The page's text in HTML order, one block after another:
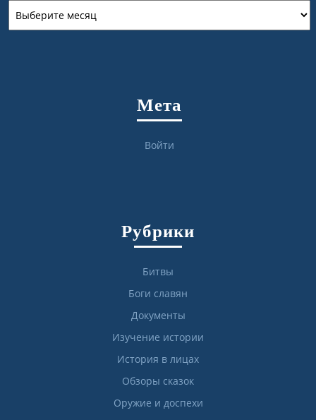
Мета
Войти
Рубрики
Битвы
Боги славян
Документы
Изучение истории
История в лицах
Обзоры сказок
Оружие и доспехи